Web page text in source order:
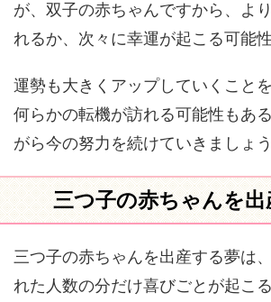
が、双子の赤ちゃんですから、よ
れるか、次々に幸運が起こる可能
運勢も大きくアップしていくこと
何らかの転機が訪れる可能性もあ
がら今の努力を続けていきましょう
三つ子の赤ちゃんを
三つ子の赤ちゃんを出産する夢は
れた人数の分だけ喜びごとが起こ